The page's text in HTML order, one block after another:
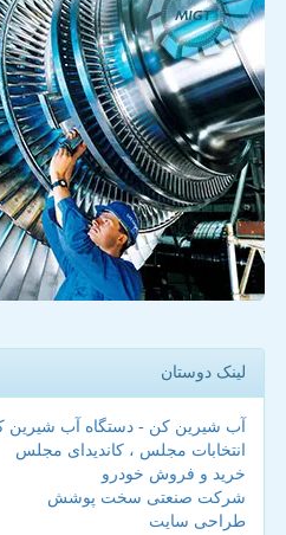
لینک دوستان
آب شیرین کن - دستگاه آب شیرین
انتخابات مجلس ، کاندیدای مجلس
خرید و فروش خودرو
شرکت صنعتی سخت پوشش
طراحی سایت